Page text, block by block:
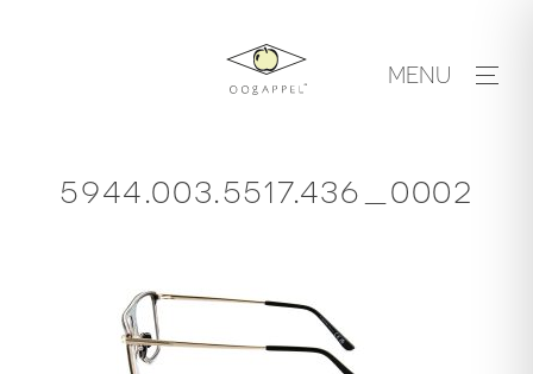
MENU
5944.003.5517.436_0002